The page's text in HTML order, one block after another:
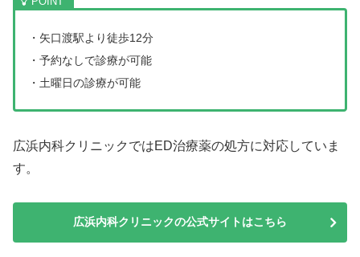
・矢口渡駅より徒歩12分
・予約なしで診療が可能
・土曜日の診療が可能
広浜内科クリニックではED治療薬の処方に対応していま
す。
広浜内科クリニックの公式サイトはこちら